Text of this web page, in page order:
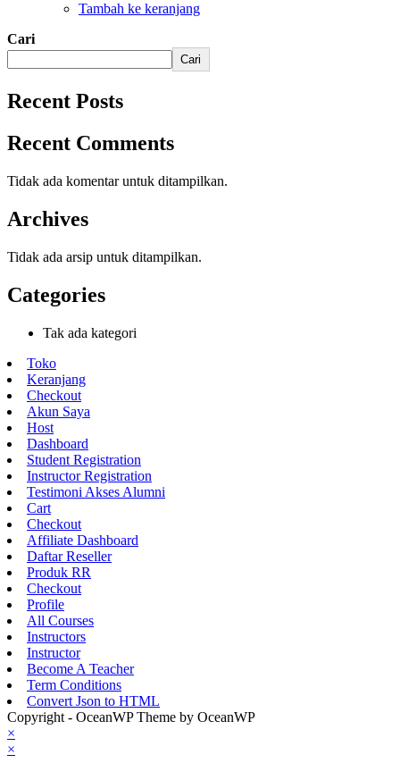
Tambah ke keranjang
Cari
Cari
Recent Posts
Recent Comments
Tidak ada komentar untuk ditampilkan.
Archives
Tidak ada arsip untuk ditampilkan.
Categories
Tak ada kategori
Toko
Keranjang
Checkout
Akun Saya
Host
Dashboard
Student Registration
Instructor Registration
Testimoni Akses Alumni
Cart
Checkout
Affiliate Dashboard
Daftar Reseller
Produk RR
Checkout
Profile
All Courses
Instructors
Instructor
Become A Teacher
Term Conditions
Convert Json to HTML
Copyright - OceanWP Theme by OceanWP
×
×